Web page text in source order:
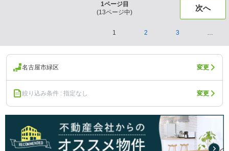
1ページ目
(13ページ中) 次へ
1 2 3 …
名古屋市緑区 変更
絞り込み条件 : 指定なし 変更